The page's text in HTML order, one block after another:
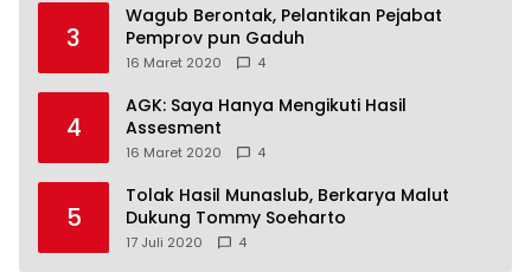
3
Wagub Berontak, Pelantikan Pejabat
Pemprov pun Gaduh
16 Maret 2020 4
4
AGK: Saya Hanya Mengikuti Hasil
Assesment
16 Maret 2020 4
5
Tolak Hasil Munaslub, Berkarya Malut
Dukung Tommy Soeharto
17 Juli 2020 4